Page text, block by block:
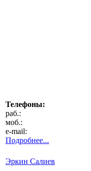
Телефоны:
раб.:
моб.:
e-mail:
Подробнее...
Эркин Салиев